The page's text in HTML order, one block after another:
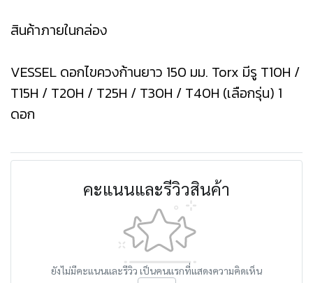
สินค้าภายในกล่อง
VESSEL ดอกไขควงก้านยาว 150 มม. Torx มีรู T10H /
T15H / T20H / T25H / T30H / T40H (เลือกรุ่น) 1
ดอก
คะแนนและรีวิวสินค้า
ยังไม่มีคะแนนและรีวิว เป็นคนแรกที่แสดงความคิดเห็น